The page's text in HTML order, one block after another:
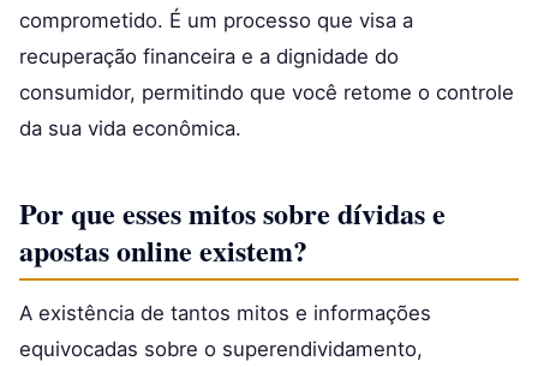
comprometido. É um processo que visa a
recuperação financeira e a dignidade do
consumidor, permitindo que você retome o controle
da sua vida econômica.
Por que esses mitos sobre dívidas e
apostas online existem?
A existência de tantos mitos e informações
equivocadas sobre o superendividamento,